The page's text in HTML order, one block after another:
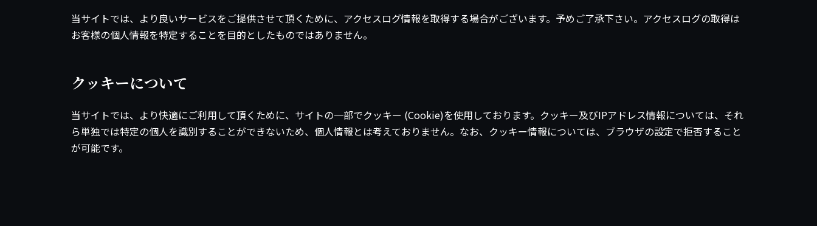
当サイトでは、より良いサービスをご提供させて頂くために、アクセスログ情報を取得する場合がございます。予めご了承下さい。アクセスログの取得は
お客様の個人情報を特定することを目的としたものではありません。
クッキーについて
当サイトでは、より快適にご利用して頂くために、サイトの一部でクッキー (Cookie)を使用しております。クッキー及びIPアドレス情報については、それ
ら単独では特定の個人を識別することができないため、個人情報とは考えておりません。なお、クッキー情報については、ブラウザの設定で拒否すること
が可能です。